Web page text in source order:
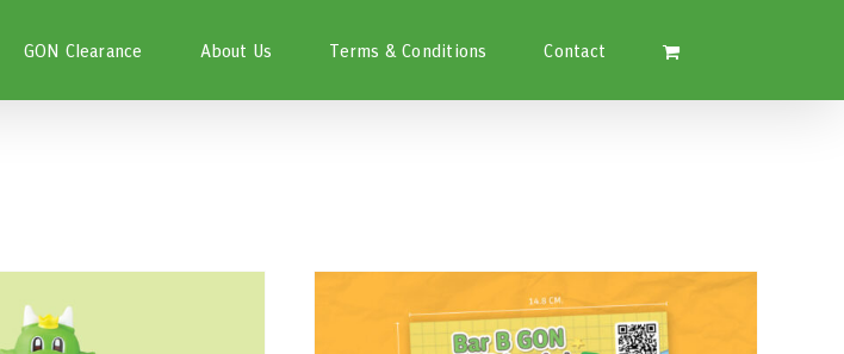
GON Clearance About Us Terms & Conditions Contact